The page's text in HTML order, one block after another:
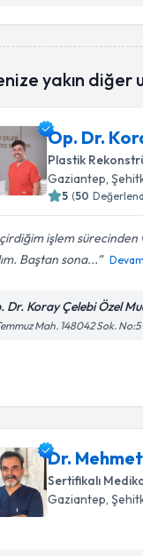
yakın diğer
Op. Dr.
Plastik
Gaziantep,
5 (50
işlem
Baştan sona...
Dr. Koray Çelebi Özel
Mah. 148042 Sok. No:5
Dr.
Sertifikalı
Gaziantep ,